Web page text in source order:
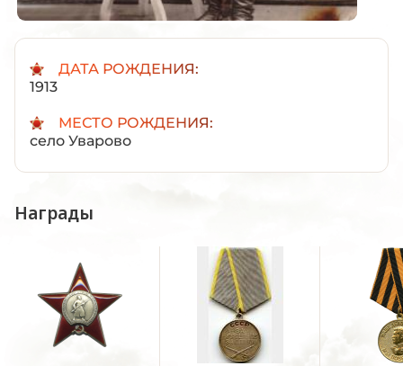
ДАТА РОЖДЕНИЯ:
1913
МЕСТО РОЖДЕНИЯ:
село Уварово
Награды